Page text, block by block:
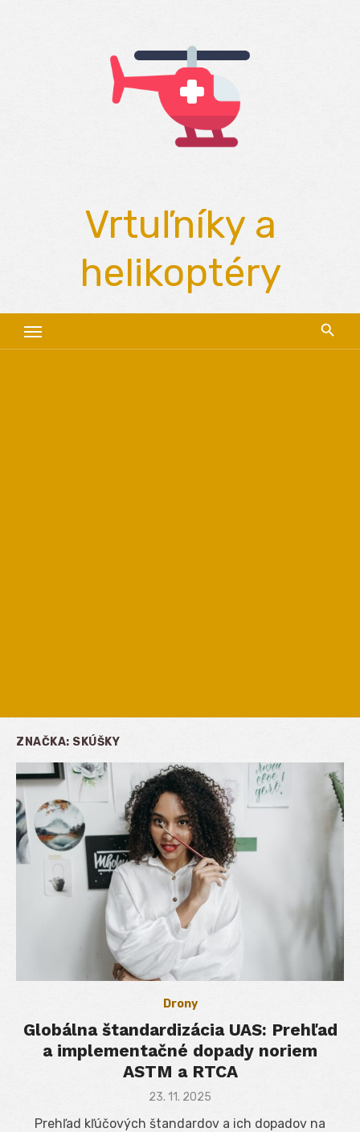
Vrtuľníky a
helikoptéry
ZNAČKA: SKÚŠKY
Drony
Globálna štandardizácia UAS: Prehľad
a implementačné dopady noriem
ASTM a RTCA
Posted
23. 11. 2025
Prehľad kľúčových štandardov a ich dopadov na